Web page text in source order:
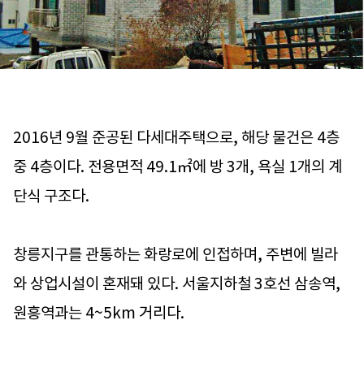
2016년 9월 준공된 다세대주택으로, 해당 물건은 4층
중 4층이다. 전용면적 49.1㎡에 방 3개, 욕실 1개의 계
단식 구조다.
창릉지구를 관통하는 화랑로에 인접하며, 주변에 빌라
와 상업시설이 혼재돼 있다. 서울지하철 3호선 삼송역,
원흥역과는 4~5km 거리다.